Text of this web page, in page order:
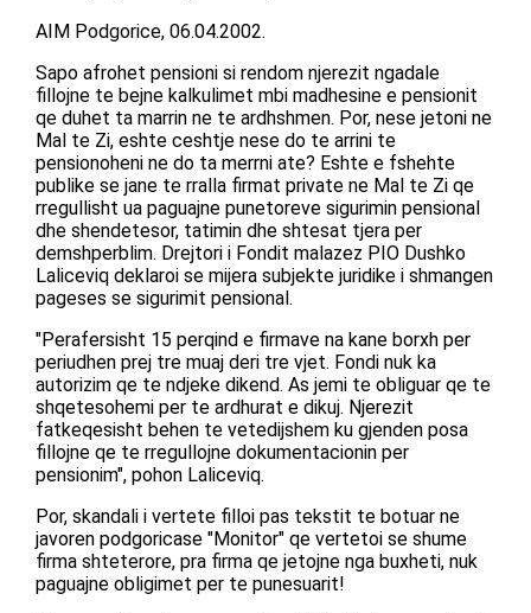
AIM Podgorice, 06.04.2002.
Sapo afrohet pensioni si rendom njerezit ngadale
fillojne te bejne kalkulimet mbi madhesine e pensionit
qe duhet ta marrin ne te ardhshmen. Por, nese jetoni ne
Mal te Zi, eshte ceshtje nese do te arrini te
pensionoheni ne do ta merrni ate? Eshte e fshehte
publike se jane te rralla firmat private ne Mal te Zi qe
rregullisht ua paguajne punetoreve sigurimin pensional
dhe shendetesor, tatimin dhe shtesat tjera per
demshperblim. Drejtori i Fondit malazez PIO Dushko
Laliceviq deklaroi se mijera subjekte juridike i shmangen
pageses se sigurimit pensional.
"Perafersisht 15 perqind e firmave na kane borxh per
periudhen prej tre muaj deri tre vjet. Fondi nuk ka
autorizim qe te ndjeke dikend. As jemi te obliguar qe te
shqetesohemi per te ardhurat e dikuj. Njerezit
fatkeqesisht behen te vetedijshem ku gjenden posa
fillojne qe te rregullojne dokumentacionin per
pensionim", pohon Laliceviq.
Por, skandali i vertete filloi pas tekstit te botuar ne
javoren podgoricase "Monitor" qe vertetoi se shume
firma shteterore, pra firma qe jetojne nga buxheti, nuk
paguajne obligimet per te punesuarit!